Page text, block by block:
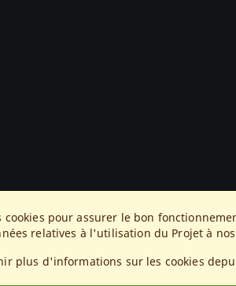
cookies pour assurer le bon
relatives à l'utilisation du Projet à
plus d'informations sur les cookies